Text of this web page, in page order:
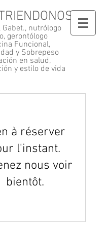
Gabet., nutrólogo
gerontólogo
Funcional,
y Sobrepeso
en salud,
y estilo de vida
à réserver
l'instant.
nous voir
bientôt.